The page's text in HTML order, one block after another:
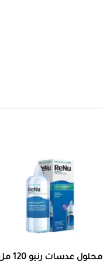
محلول عدسات رنيو 120 مل